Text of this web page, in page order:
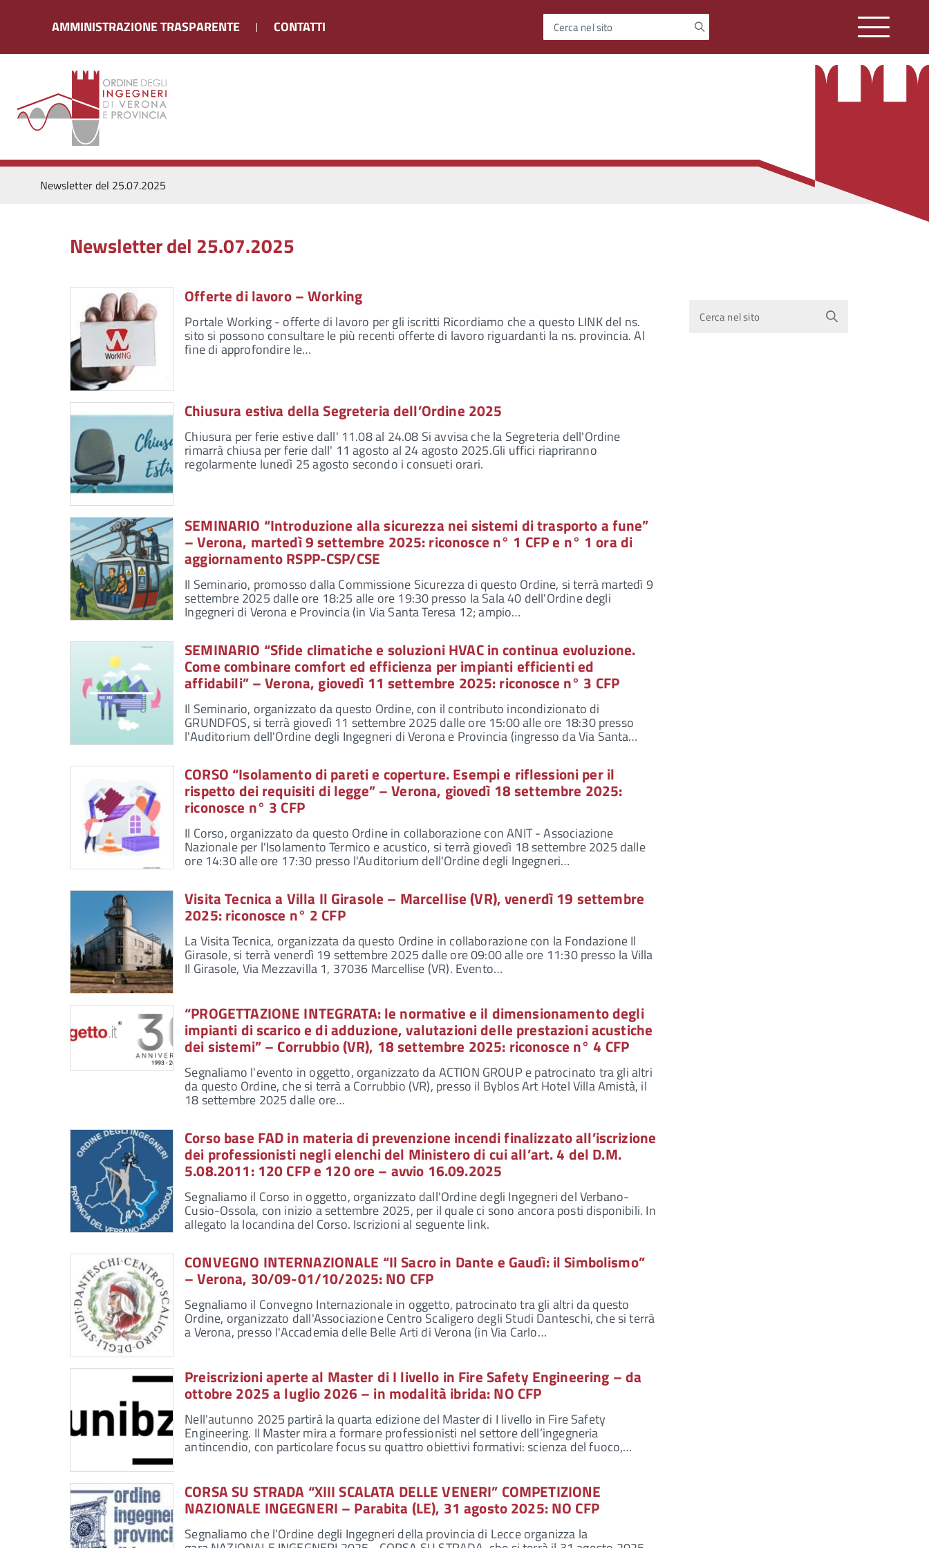
AMMINISTRAZIONE TRASPARENTE CONTATTI Cerca nel sito
Newsletter del 25.07.2025
Newsletter del 25.07.2025
Offerte di lavoro – Working
Portale Working - offerte di lavoro per gli iscritti Ricordiamo che a questo LINK del ns.
sito si possono consultare le più recenti offerte di lavoro riguardanti la ns. provincia. Al
fine di approfondire le…
Chiusura estiva della Segreteria dell’Ordine 2025
Chiusura per ferie estive dall' 11.08 al 24.08 Si avvisa che la Segreteria dell'Ordine
rimarrà chiusa per ferie dall' 11 agosto al 24 agosto 2025.Gli uffici riapriranno
regolarmente lunedì 25 agosto secondo i consueti orari.
SEMINARIO “Introduzione alla sicurezza nei sistemi di trasporto a fune”
– Verona, martedì 9 settembre 2025: riconosce n° 1 CFP e n° 1 ora di
aggiornamento RSPP-CSP/CSE
Il Seminario, promosso dalla Commissione Sicurezza di questo Ordine, si terrà martedì 9
settembre 2025 dalle ore 18:25 alle ore 19:30 presso la Sala 40 dell'Ordine degli
Ingegneri di Verona e Provincia (in Via Santa Teresa 12; ampio…
SEMINARIO “Sfide climatiche e soluzioni HVAC in continua evoluzione.
Come combinare comfort ed efficienza per impianti efficienti ed
affidabili” – Verona, giovedì 11 settembre 2025: riconosce n° 3 CFP
Il Seminario, organizzato da questo Ordine, con il contributo incondizionato di
GRUNDFOS, si terrà giovedì 11 settembre 2025 dalle ore 15:00 alle ore 18:30 presso
l'Auditorium dell'Ordine degli Ingegneri di Verona e Provincia (ingresso da Via Santa…
CORSO “Isolamento di pareti e coperture. Esempi e riflessioni per il
rispetto dei requisiti di legge” – Verona, giovedì 18 settembre 2025:
riconosce n° 3 CFP
Il Corso, organizzato da questo Ordine in collaborazione con ANIT - Associazione
Nazionale per l'Isolamento Termico e acustico, si terrà giovedì 18 settembre 2025 dalle
ore 14:30 alle ore 17:30 presso l'Auditorium dell'Ordine degli Ingegneri…
Visita Tecnica a Villa Il Girasole – Marcellise (VR), venerdì 19 settembre
2025: riconosce n° 2 CFP
La Visita Tecnica, organizzata da questo Ordine in collaborazione con la Fondazione Il
Girasole, si terrà venerdì 19 settembre 2025 dalle ore 09:00 alle ore 11:30 presso la Villa
Il Girasole, Via Mezzavilla 1, 37036 Marcellise (VR). Evento…
“PROGETTAZIONE INTEGRATA: le normative e il dimensionamento degli
impianti di scarico e di adduzione, valutazioni delle prestazioni acustiche
dei sistemi” – Corrubbio (VR), 18 settembre 2025: riconosce n° 4 CFP
Segnaliamo l'evento in oggetto, organizzato da ACTION GROUP e patrocinato tra gli altri
da questo Ordine, che si terrà a Corrubbio (VR), presso il Byblos Art Hotel Villa Amistà, il
18 settembre 2025 dalle ore…
Corso base FAD in materia di prevenzione incendi finalizzato all’iscrizione
dei professionisti negli elenchi del Ministero di cui all’art. 4 del D.M.
5.08.2011: 120 CFP e 120 ore – avvio 16.09.2025
Segnaliamo il Corso in oggetto, organizzato dall'Ordine degli Ingegneri del Verbano-
Cusio-Ossola, con inizio a settembre 2025, per il quale ci sono ancora posti disponibili. In
allegato la locandina del Corso. Iscrizioni al seguente link.
CONVEGNO INTERNAZIONALE “Il Sacro in Dante e Gaudì: il Simbolismo”
– Verona, 30/09-01/10/2025: NO CFP
Segnaliamo il Convegno Internazionale in oggetto, patrocinato tra gli altri da questo
Ordine, organizzato dall'Associazione Centro Scaligero degli Studi Danteschi, che si terrà
a Verona, presso l'Accademia delle Belle Arti di Verona (in Via Carlo…
Preiscrizioni aperte al Master di I livello in Fire Safety Engineering – da
ottobre 2025 a luglio 2026 – in modalità ibrida: NO CFP
Nell'autunno 2025 partirà la quarta edizione del Master di I livello in Fire Safety
Engineering. Il Master mira a formare professionisti nel settore dell’ingegneria
antincendio, con particolare focus su quattro obiettivi formativi: scienza del fuoco,…
CORSA SU STRADA “XIII SCALATA DELLE VENERI” COMPETIZIONE
NAZIONALE INGEGNERI – Parabita (LE), 31 agosto 2025: NO CFP
Segnaliamo che l’Ordine degli Ingegneri della provincia di Lecce organizza la
Cerca nel sito